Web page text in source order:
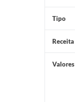
Tipo
Valores